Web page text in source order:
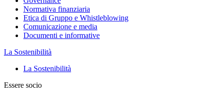
Normativa finanziaria
Etica di Gruppo e Whistleblowing
Comunicazione e media
Documenti e informative
La Sostenibilità
La Sostenibilità
Essere socio